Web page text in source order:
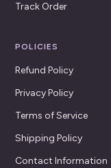
Track Order
POLICIES
Refund Policy
Privacy Policy
Terms of Service
Shipping Policy
Contact Information